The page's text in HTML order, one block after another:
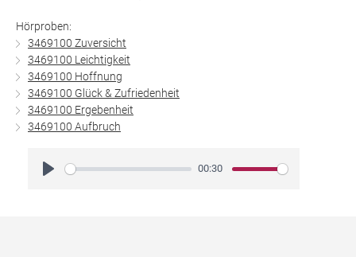
Hörproben:
3469100 Zuversicht
3469100 Leichtigkeit
3469100 Hoffnung
3469100 Glück & Zufriedenheit
3469100 Ergebenheit
3469100 Aufbruch
00:30